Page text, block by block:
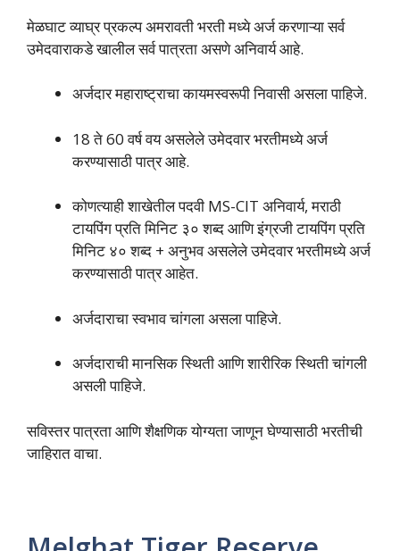
मेळघाट व्याघ्र प्रकल्प अमरावती भरती मध्ये अर्ज करणाऱ्या सर्व
उमेदवाराकडे खालील सर्व पात्रता असणे अनिवार्य आहे.
अर्जदार महाराष्ट्राचा कायमस्वरूपी निवासी असला पाहिजे.
18 ते 60 वर्ष वय असलेले उमेदवार भरतीमध्ये अर्ज
करण्यासाठी पात्र आहे.
कोणत्याही शाखेतील पदवी MS-CIT अनिवार्य, मराठी
टायपिंग प्रति मिनिट ३० शब्द आणि इंग्रजी टायपिंग प्रति
मिनिट ४० शब्द + अनुभव असलेले उमेदवार भरतीमध्ये अर्ज
करण्यासाठी पात्र आहेत.
अर्जदाराचा स्वभाव चांगला असला पाहिजे.
अर्जदाराची मानसिक स्थिती आणि शारीरिक स्थिती चांगली
असली पाहिजे.
सविस्तर पात्रता आणि शैक्षणिक योग्यता जाणून घेण्यासाठी भरतीची
जाहिरात वाचा.